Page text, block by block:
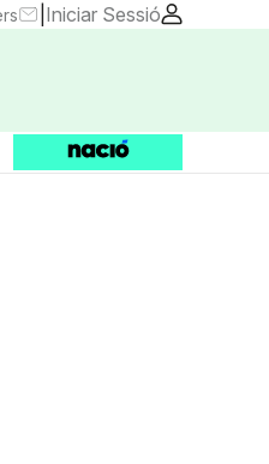
Iniciar Sessió